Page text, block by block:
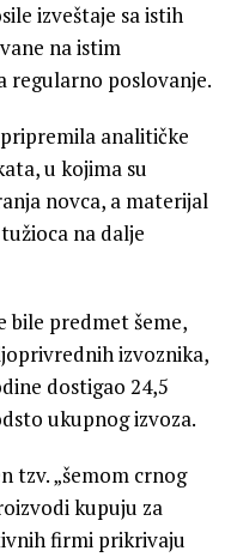
izveštaje sa istih
na istim
regularno poslovanje.
analitičke
u kojima su
novca, a materijal
na dalje
bile predmet šeme,
izvoznika,
dostigao 24,5
ukupnog izvoza.
tzv. „šemom crnog
kupuju za
firmi prikrivaju